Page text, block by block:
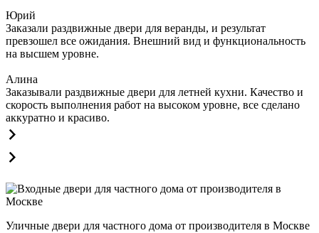
Юрий
Заказали раздвижные двери для веранды, и результат
превзошел все ожидания. Внешний вид и функциональность
на высшем уровне.
Алина
Заказывали раздвижные двери для летней кухни. Качество и
скорость выполнения работ на высоком уровне, все сделано
аккуратно и красиво.
Уличные двери для частного дома от производителя в Москве